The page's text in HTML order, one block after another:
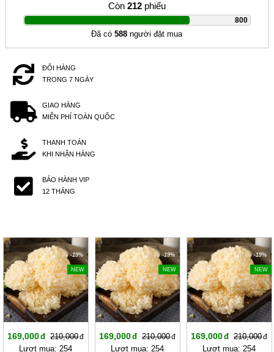
Còn 212phiếu
800
|
Đã có588 người đặt mua
ĐỔI HÀNG
TRONG 7 NGÀY
GIAO HÀNG
MIỄN PHÍ TOÀN QUỐC
THANH TOÁN
KHI NHẬN HÀNG
BẢO HÀNH VIP
12 THÁNG
-19%
NEW
169,000
210,000
Lượt mua: 254
-19%
NEW
169,000
210,000
Lượt mua: 254
-19%
NEW
169,000
210,000
Lượt mua: 254